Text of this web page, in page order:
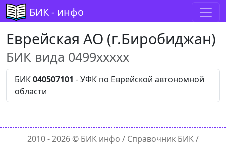
БИК - инфо
Еврейская АО (г.Биробиджан)
БИК вида 0499xxxxx
БИК040507101 - УФК по Еврейской автономной
области
2010 - 2026 © БИК инфо / Справочник БИК /